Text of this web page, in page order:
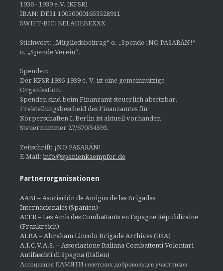
1936 - 1939 e.V. (KFSR)
IBAN: DE31 100500001653528911
SWIFT-BIC: BELADEBEXXX
Stichwort: „Mitgliedsbeitrag“ o. „Spende ¡NO PASARÁN!“
o. „Spende Verein“.
Spenden:
Der KFSR 1936-1939 e. V. ist eine gemeinnützige
Organisation.
Spenden sind beim Finanzamt steuerlich absetzbar.
Freistellungsbescheid des Finanzamtes für
Körperschaften I, Berlin ist aktuell vorhanden
Steuernummer 27/670/54593.
Zeitschrift: ¡NO PASARÁN!
E-Mail: info@spanienkaempfer.de
Partnerorganisationen
AABI – Asociación de Amigos de las Brigadas
Internacionales (Spanien)
ACER – Les Amis des Combattants en Espagne Républicaine
(Frankreich)
ALBA – Abraham Lincoln Brigade Archives (USA)
A.I.C.V.A.S. – Associazione Italiana Combattenti Volontari
Antifascisti di Spagna (Italien)
Ассоциация ПАМЯТИ советских добровольцев участников